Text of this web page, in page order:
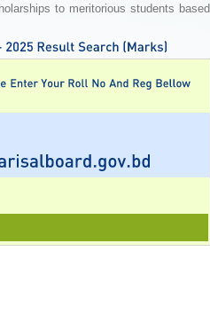
to meritorious students based